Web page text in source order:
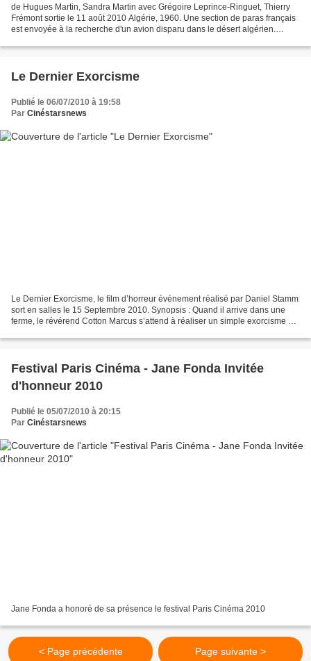
de Hugues Martin, Sandra Martin avec Grégoire Leprince-Ringuet, Thierry
Frémont sortie le 11 août 2010 Algérie, 1960. Une section de paras français
est envoyée à la recherche d'un avion disparu dans le désert algérien.
Le Dernier Exorcisme
Publié le 06/07/2010 à 19:58
Par Cinéstarsnews
Le Dernier Exorcisme, le film d’horreur événement réalisé par Daniel Stamm
sort en salles le 15 Septembre 2010. Synopsis : Quand il arrive dans une
ferme, le révérend Cotton Marcus s’attend à réaliser un simple exorcisme sur
Festival Paris Cinéma - Jane Fonda Invitée
d'honneur 2010
Publié le 05/07/2010 à 20:15
Par Cinéstarsnews
Jane Fonda a honoré de sa présence le festival Paris Cinéma 2010
< Page précédente Page suivante >